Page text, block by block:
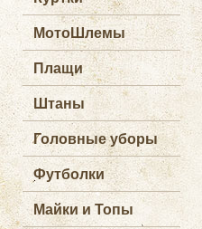
МотоШлемы
Плащи
Штаны
Головные уборы
Футболки
Майки и Топы